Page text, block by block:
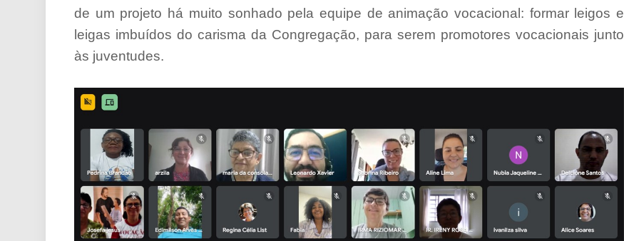
de um projeto há muito sonhado pela equipe de animação vocacional: formar leigos e
leigas imbuídos do carisma da Congregação, para serem promotores vocacionais junto
às juventudes.